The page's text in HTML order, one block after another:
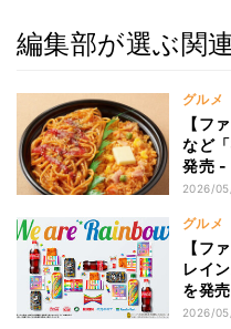
編集部が選ぶ関
グルメ
【フ
など
発売 -
2026/
グルメ
【フ
レイ
を発
2026/